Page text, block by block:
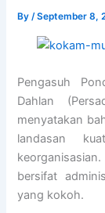
By/September 8,
Pengasuh
Dahlan
menyatakan
landasan
bersifat
yang kokoh.